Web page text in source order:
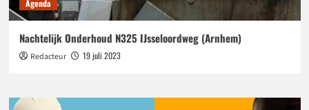
Agenda
Nachtelijk Onderhoud N325 IJsseloordweg (Arnhem)
Redacteur 19 juli 2023